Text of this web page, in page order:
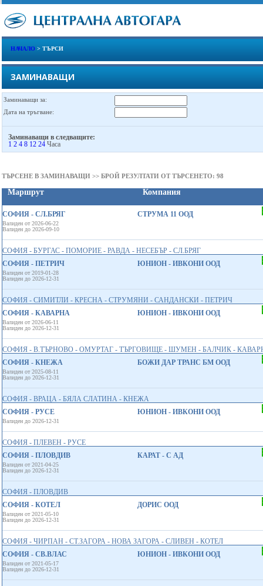
НАЧАЛО> ТЪРСИ
ЗАМИНАВАЩИ
Заминаващи за:
Дата на тръгване:
Заминаващи в следващите:
1 2 4 8 12 24Часа
ТЪРСЕНЕ В ЗАМИНАВАЩИ >> БРОЙ РЕЗУЛТАТИ ОТ ТЪРСЕНЕТО: 98
Маршрут Компания
СОФИЯ - СЛ.БРЯГ
Валиден от 2026-06-22
Валиден до 2026-09-10
СТРУМА 11 ООД
СОФИЯ - БУРГАС - ПОМОРИЕ - РАВДА - НЕСЕБЪР - СЛ.БРЯГ
СОФИЯ - ПЕТРИЧ
Валиден от 2019-01-28
Валиден до 2026-12-31
ЮНИОН - ИВКОНИ ООД
СОФИЯ - СИМИТЛИ - КРЕСНА - СТРУМЯНИ - САНДАНСКИ - ПЕТРИЧ
СОФИЯ - КАВАРНА
Валиден от 2026-06-11
Валиден до 2026-12-31
ЮНИОН - ИВКОНИ ООД
СОФИЯ - В.ТЪРНОВО - ОМУРТАГ - ТЪРГОВИЩЕ - ШУМЕН - БАЛЧИК -
СОФИЯ - КНЕЖА
Валиден от 2025-08-11
Валиден до 2026-12-31
БОЖИ ДАР ТРАНС БМ ООД
СОФИЯ - ВРАЦА - БЯЛА СЛАТИНА - КНЕЖА
СОФИЯ - РУСЕ
Валиден до 2026-12-31
ЮНИОН - ИВКОНИ ООД
СОФИЯ - ПЛЕВЕН - РУСЕ
СОФИЯ - ПЛОВДИВ
Валиден от 2021-04-25
Валиден до 2026-12-31
КАРАТ - С АД
СОФИЯ - ПЛОВДИВ
СОФИЯ - КОТЕЛ
Валиден от 2021-05-10
Валиден до 2026-12-31
ДОРИС ООД
СОФИЯ - ЧИРПАН - СТ.ЗАГОРА - НОВА ЗАГОРА - СЛИВЕН - КОТЕЛ
СОФИЯ - СВ.ВЛАС
Валиден от 2021-05-17
Валиден до 2026-12-31
ЮНИОН - ИВКОНИ ООД